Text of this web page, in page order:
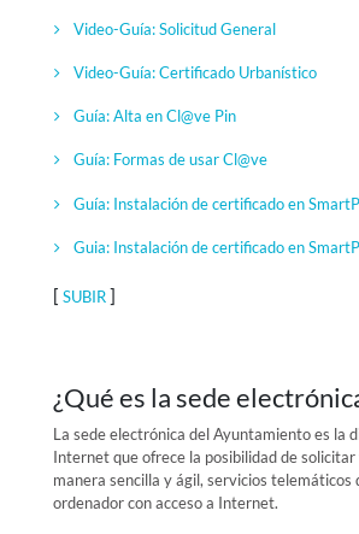
Video-Guía:Solicitud General
Video-Guía:Certificado Urbanístico
Guía: Alta en Cl@ve Pin
Guía: Formas de usar Cl@ve
Guía: Instalación de certificado en
Guia: Instalación de certificado en
[ SUBIR]
¿Qué es la sede
La sede electrónica del Ayuntamiento es la
Internet que ofrece la posibilidad de
manera sencilla y ágil, servicios telemáticos
ordenador con acceso a Internet.